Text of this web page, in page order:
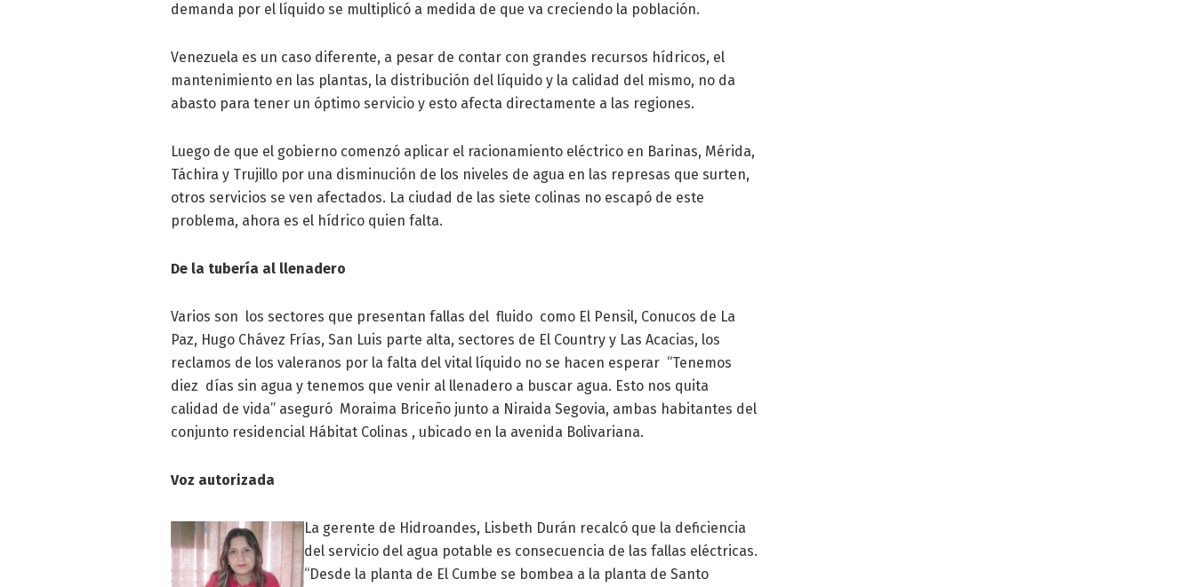
demanda por el líquido se multiplicó a medida de que va creciendo la población.
Venezuela es un caso diferente, a pesar de contar con grandes recursos hídricos, el
mantenimiento en las plantas, la distribución del líquido y la calidad del mismo, no da
abasto para tener un óptimo servicio y esto afecta directamente a las regiones.
Luego de que el gobierno comenzó aplicar el racionamiento eléctrico en Barinas, Mérida,
Táchira y Trujillo por una disminución de los niveles de agua en las represas que surten,
otros servicios se ven afectados. La ciudad de las siete colinas no escapó de este
problema, ahora es el hídrico quien falta.
De la tubería al llenadero
Varios son los sectores que presentan fallas del fluido como El Pensil, Conucos de La
Paz, Hugo Chávez Frías, San Luis parte alta, sectores de El Country y Las Acacias, los
reclamos de los valeranos por la falta del vital líquido no se hacen esperar “Tenemos
diez días sin agua y tenemos que venir al llenadero a buscar agua. Esto nos quita
calidad de vida” aseguró Moraima Briceño junto a Niraida Segovia, ambas habitantes del
conjunto residencial Hábitat Colinas , ubicado en la avenida Bolivariana.
Voz autorizada
La gerente de Hidroandes, Lisbeth Durán recalcó que la deficiencia
del servicio del agua potable es consecuencia de las fallas eléctricas.
“Desde la planta de El Cumbe se bombea a la planta de Santo